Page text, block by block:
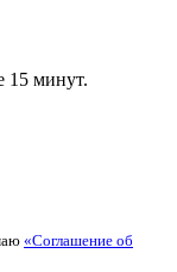
15 минут.
«Соглашение об